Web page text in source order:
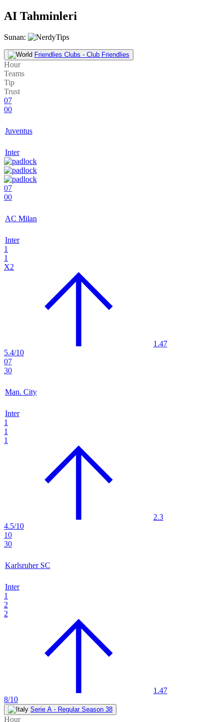
AI Tahminleri
Sunan:
Friendlies Clubs - Club Friendlies
Hour
Teams
Tip
Trust
07
00
Juventus
Inter
07
00
AC Milan
Inter
1
1
X2
1.47
5.4/10
07
30
Man. City
Inter
1
1
1
2.3
4.5/10
10
30
Karlsruher SC
Inter
1
2
2
1.47
8/10
Serie A - Regular Season 38
Hour